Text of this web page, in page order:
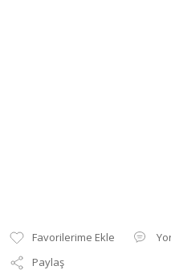
Paylaş